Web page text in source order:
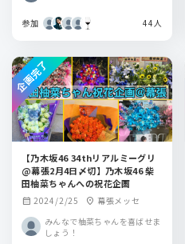
参加 44人
【乃木坂46 34thリアルミーグリ
@幕張2月4日〆切】乃木坂46 柴
田柚菜ちゃんへの祝花企画
calendar_month 2024/2/25 location_on 幕張メッセ
みんなで柚菜ちゃんを喜ばせま
しょう！
企画完了